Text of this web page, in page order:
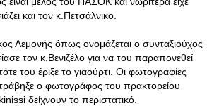
και τον κ.Πετσάλνικο.
Λεμονής όπως ονομάζεται ο συνταξιούχος
τον κ.Βενιζέλο για να του παραπονεθεί
του έριξε το γιαούρτι. Οι φωτογραφίες
ο φωτογράφος του πρακτορείου
δείχνουν το περιστατικό.